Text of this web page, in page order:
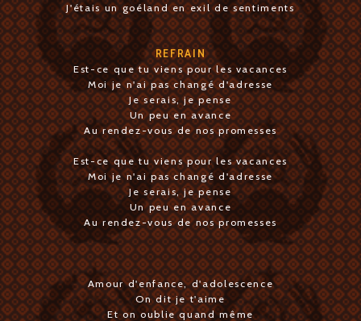
J'étais un goéland en exil de sentiments
REFRAIN
Est-ce que tu viens pour les vacances
Moi je n'ai pas changé d'adresse
Je serais, je pense
Un peu en avance
Au rendez-vous de nos promesses
Est-ce que tu viens pour les vacances
Moi je n'ai pas changé d'adresse
Je serais, je pense
Un peu en avance
Au rendez-vous de nos promesses
Amour d'enfance, d'adolescence
On dit je t'aime
Et on oublie quand même